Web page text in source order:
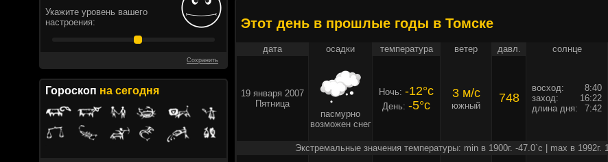
Укажите уровень вашего
настроения:
Сохранить
Гороскоп на сегодня
Этот день в прошлые годы в Томске
дата осадки температура ветер давл. солнце
19 января 2007
Пятница
пасмурно
возможен снег
Ночь: -12°c
День: -5°c
3 м/c
южный
748
восход:
8:40
заход:
16:22
длина дня:
7:42
Экстремальные значения температуры: min в 1900г. -47.0`c | max в 1992г.